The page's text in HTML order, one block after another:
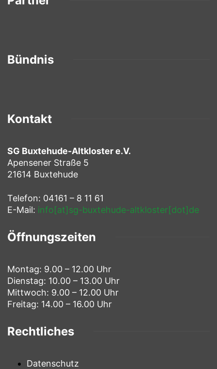
Bündnis
Kontakt
SG Buxtehude-Altkloster e.V.
Apensener Straße 5
21614 Buxtehude
Telefon: 04161 – 8 11 61
E-Mail: info[at]sg-buxtehude-altkloster[dot]de
Öffnungszeiten
Montag: 9.00 – 12.00 Uhr
Dienstag: 10.00 – 13.00 Uhr
Mittwoch: 9.00 – 12.00 Uhr
Freitag: 14.00 – 16.00 Uhr
Rechtliches
Datenschutz